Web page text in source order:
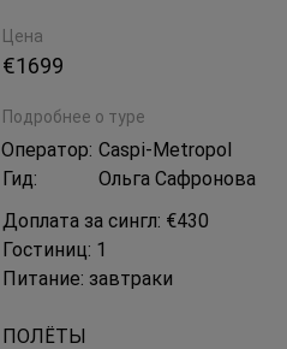
Цена
€1699
Подробнее о туре
Оператор: Caspi-Metropol
Гид:
Ольга Сафронова
Доплата за сингл: €430
Гостиниц: 1
Питание: завтраки
ПОЛЁТЫ